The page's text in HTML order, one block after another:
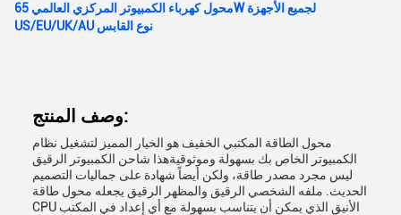
محول كهرباء الكمبيوتر المركزي العالمي 65W لجميع الأجهزة
US/EU/UK/AU نوع القابس
وصف المنتج:
محول الطاقة المكتبي الخفيف هو الخيار المميز لتشغيل نظام
الكمبيوتر الخاص بك بسهولة وموثوقيةهذا شاحن الكمبيوتر الرقيق
ليس مجرد مصدر طاقة، ولكن أيضاً شهادة على جماليات التصميم
الحديث. ملفه الشخصي الرقيق والمظهر الرقيق يجعله محول طاقة
CPU الأنيق الذي يمكن أن يتناسب بسهولة مع أي إعداد في المكتب